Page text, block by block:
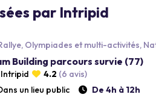
par Intripid
Loading...
Olympiades et multi-activités,
Building parcours survie (77)
Intripid 4.2 (6 avis)
un lieu public
De 4h à 12h